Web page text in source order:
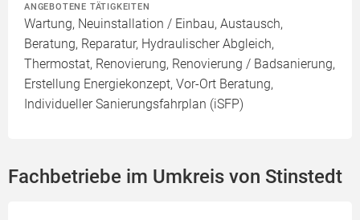
ANGEBOTENE TÄTIGKEITEN
Wartung, Neuinstallation / Einbau, Austausch,
Beratung, Reparatur, Hydraulischer Abgleich,
Thermostat, Renovierung, Renovierung / Badsanierung,
Erstellung Energiekonzept, Vor-Ort Beratung,
Individueller Sanierungsfahrplan (iSFP)
Fachbetriebe im Umkreis von Stinstedt